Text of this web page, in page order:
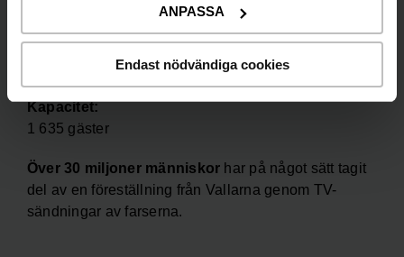
ANPASSA
Endast nödvändiga cookies
Kapacitet:
1 635 gäster
Över 30 miljoner människor har på något sätt tagit
del av en föreställning från Vallarna genom TV-
sändningar av farserna.